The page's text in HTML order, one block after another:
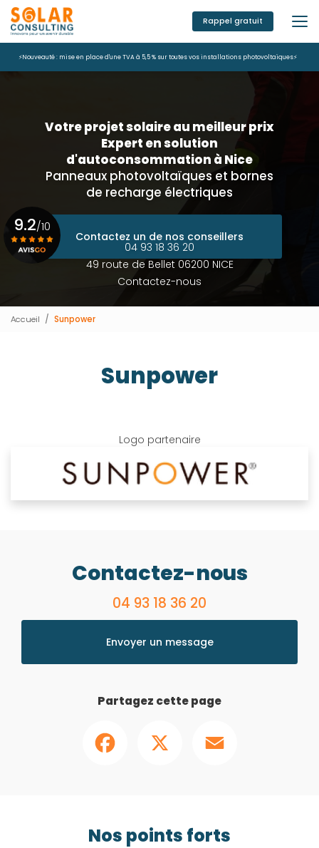
Aller
au
contenu
principal
⚡Nouveauté : mise en place d'une TVA à 5,5 % sur toutes vos installations photovoltaïques⚡
Rappel gratuit
Votre projet solaire au meilleur prix
Expert en solution
d'autoconsommation à Nice
Panneaux photovoltaïques et bornes
de recharge électriques
Contactez un de nos conseillers
04 93 18 36 20
49 route de Bellet 06200 NICE
Contactez-nous
9.2/10
Accueil Sunpower
Sunpower
Logo partenaire
Contactez-nous
04 93 18 36 20
Envoyer un message
Partagez cette page
Nos points forts